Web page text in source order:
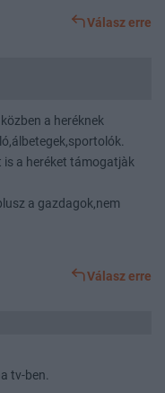
Válasz erre
a heréknek
a heréket támogatjàk
a gazdagok,nem
Válasz erre
tv-ben.